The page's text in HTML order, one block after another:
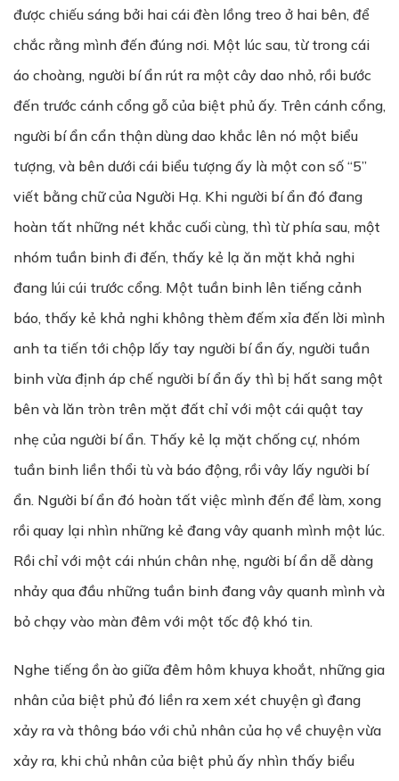
được chiếu sáng bởi hai cái đèn lồng treo ở hai bên, để
chắc rằng mình đến đúng nơi. Một lúc sau, từ trong cái
áo choàng, người bí ẩn rút ra một cây dao nhỏ, rồi bước
đến trước cánh cổng gỗ của biệt phủ ấy. Trên cánh cổng,
người bí ẩn cẩn thận dùng dao khắc lên nó một biểu
tượng, và bên dưới cái biểu tượng ấy là một con số “5”
viết bằng chữ của Người Hạ. Khi người bí ẩn đó đang
hoàn tất những nét khắc cuối cùng, thì từ phía sau, một
nhóm tuần binh đi đến, thấy kẻ lạ ăn mặt khả nghi
đang lúi cúi trước cổng. Một tuần binh lên tiếng cảnh
báo, thấy kẻ khả nghi không thèm đếm xỉa đến lời mình
anh ta tiến tới chộp lấy tay người bí ẩn ấy, người tuần
binh vừa định áp chế người bí ẩn ấy thì bị hất sang một
bên và lăn tròn trên mặt đất chỉ với một cái quật tay
nhẹ của người bí ẩn. Thấy kẻ lạ mặt chống cự, nhóm
tuần binh liền thổi tù và báo động, rồi vây lấy người bí
ẩn. Người bí ẩn đó hoàn tất việc mình đến để làm, xong
rồi quay lại nhìn những kẻ đang vây quanh mình một lúc.
Rồi chỉ với một cái nhún chân nhẹ, người bí ẩn dễ dàng
nhảy qua đầu những tuần binh đang vây quanh mình và
bỏ chạy vào màn đêm với một tốc độ khó tin.
Nghe tiếng ồn ào giữa đêm hôm khuya khoắt, những gia
nhân của biệt phủ đó liền ra xem xét chuyện gì đang
xảy ra và thông báo với chủ nhân của họ về chuyện vừa
xảy ra, khi chủ nhân của biệt phủ ấy nhìn thấy biểu